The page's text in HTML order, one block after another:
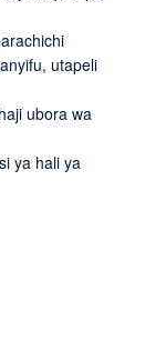
utapeli
ubora wa
ya hali ya